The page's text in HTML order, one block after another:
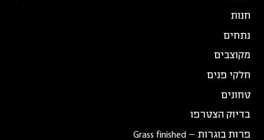
חנות
נתחים
מקוצבים
חלקי פנים
טחונים
בדיוק הצטרפו
פרות בוגרות – Grass finished